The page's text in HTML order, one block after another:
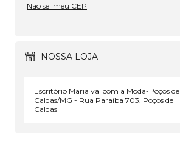
Não sei meu CEP
NOSSA LOJA
Escritório Maria vai com a Moda-Poços de
Caldas/MG - Rua Paraíba 703. Poços de
Caldas